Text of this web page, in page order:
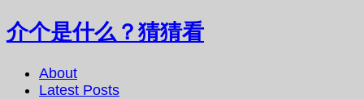
介个是什么？猜猜看
About
Latest Posts